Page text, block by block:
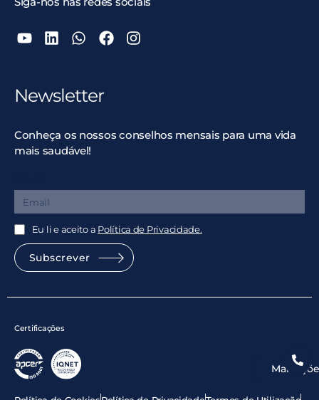
Newsletter
Conheça os nossos conselhos mensais para uma vida
mais saudável!
Eu li e aceito a Política de Privacidade.
Subscrever
Certificações